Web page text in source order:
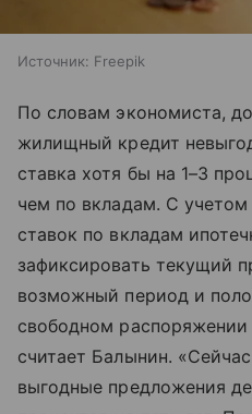
Источник: Freepik
По словам экономиста,
жилищный кредит
ставка хотя бы на 1–3
чем по вкладам. С
ставок по вкладам
зафиксировать текущий
возможный период и
свободном распоряжении
считает Балынин.
выгодные предложения